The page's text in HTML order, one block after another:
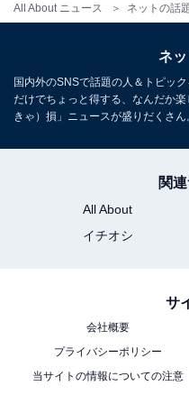
All About ニュース ネットの話
ネ
国内外のSNSで話題の人＆トピッ
だけでちょっと得する、なんだか
きゃ）損」ニュースが盛りだくさん
関
All About
イチオシ
サ
会社概要
プライバシーポリシー
当サイトの情報についての注意